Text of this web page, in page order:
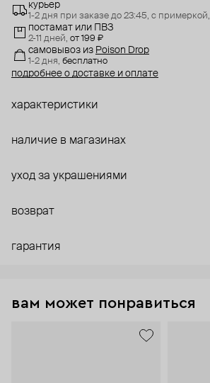
курьер
1-2 дня при заказе до 23:45, с примеркой,
постамат или ПВЗ
2-11 дней, от 199 ₽
самовывоз из Poison Drop
1-2 дня, бесплатно
подробнее о доставке и оплате
характеристики
наличие в магазинах
уход за украшениями
возврат
гарантия
вам может понравиться